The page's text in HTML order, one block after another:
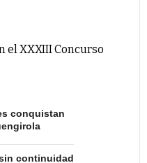
el XXXIII Concurso
conquistan
continuidad